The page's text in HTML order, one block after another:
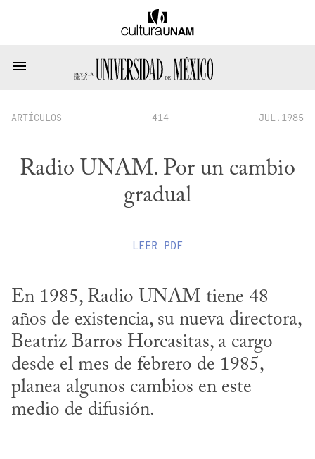
ARTÍCULOS 414 JUL.1985
Radio UNAM. Por un cambio
gradual
LEER PDF
En 1985, Radio UNAM tiene 48
años de existencia, su nueva directora,
Beatriz Barros Horcasitas, a cargo
desde el mes de febrero de 1985,
planea algunos cambios en este
medio de difusión.